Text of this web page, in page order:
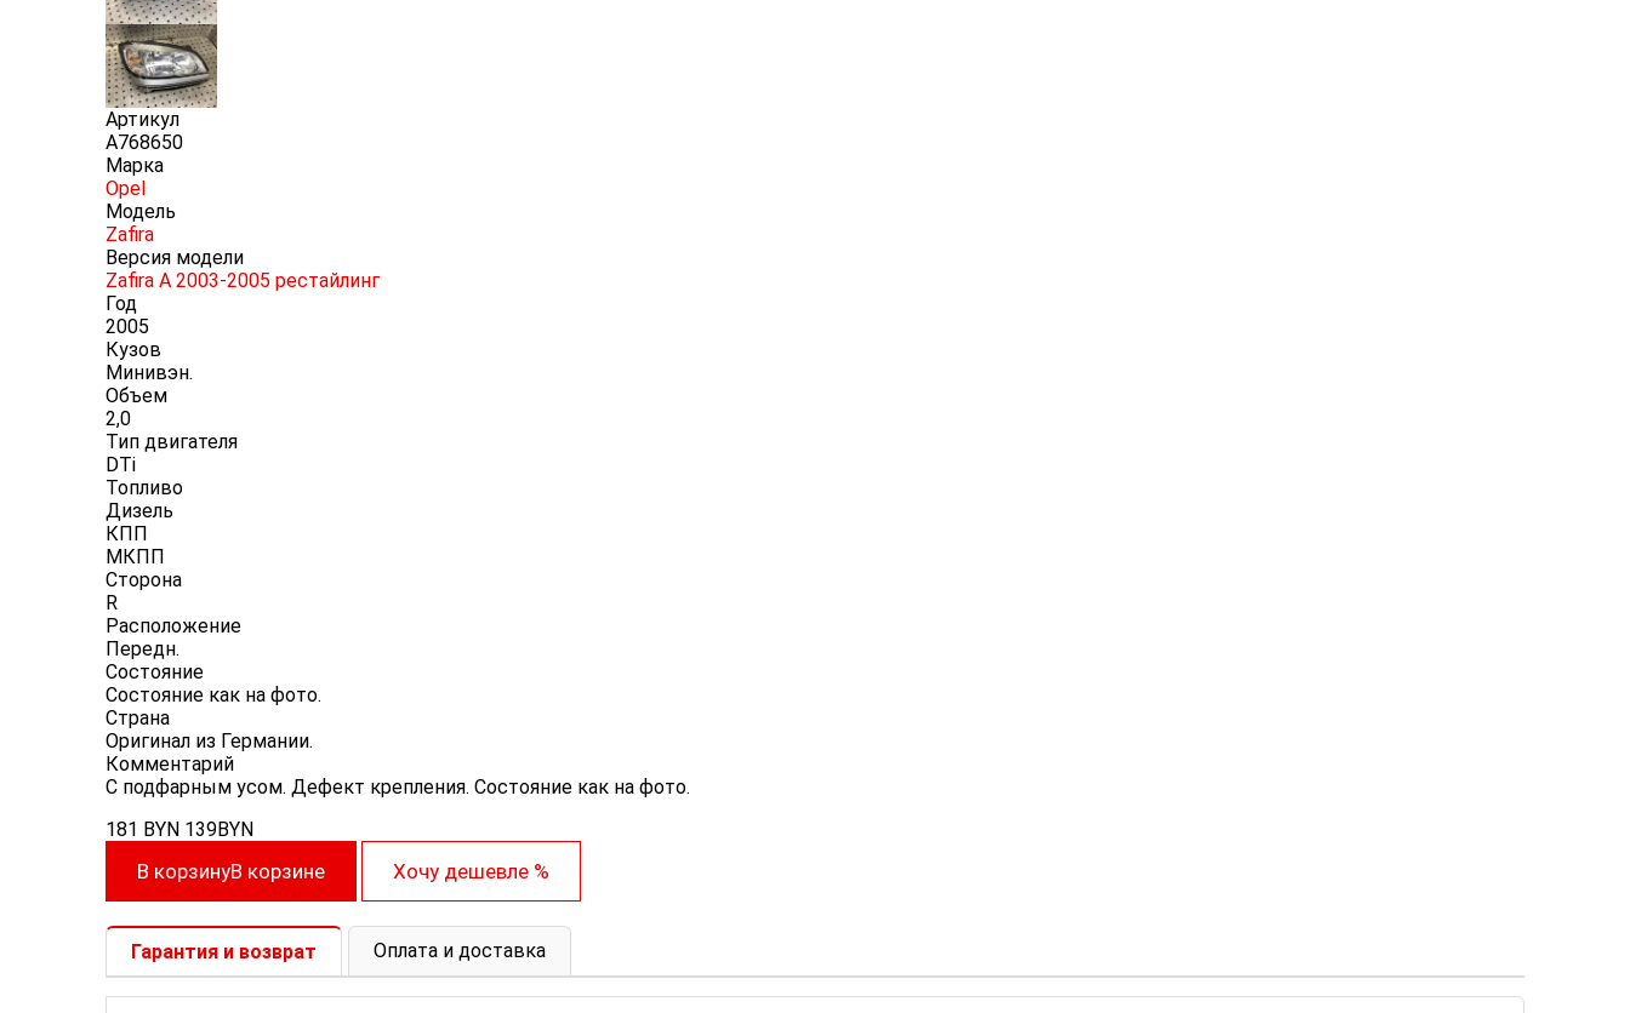
Артикул
A768650
Марка
Opel
Модель
Zafira
Версия модели
Zafira A 2003-2005 рестайлинг
Год
2005
Кузов
Минивэн.
Объем
2,0
Тип двигателя
DTi
Топливо
Дизель
КПП
МКПП
Сторона
R
Расположение
Передн.
Состояние
Состояние как на фото.
Cтрана
Оригинал из Германии.
Комментарий
С подфарным усом. Дефект крепления. Состояние как на фото.
181 BYN 139BYN
В корзинуВ корзине Хочу дешевле %
Гарантия и возврат Оплата и доставка